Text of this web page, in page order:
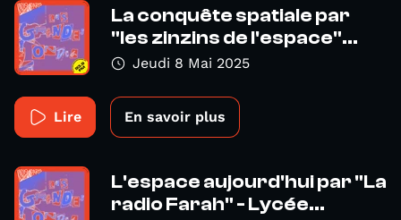
La conquête spatiale par
"les zinzins de l'espace"...
Jeudi 8 Mai 2025
Lire En savoir plus
L'espace aujourd'hui par "La
radio Farah" - Lycée...